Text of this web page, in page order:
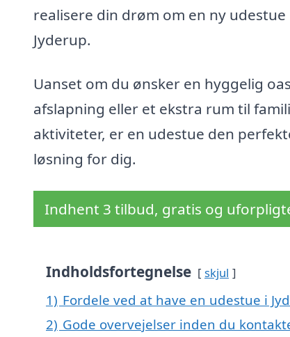
realisere din drøm om en ny udestue
Jyderup.
Uanset om du ønsker en hyggelig
afslapning eller et ekstra rum til
aktiviteter, er en udestue den
løsning for dig.
Indhent 3 tilbud, gratis og
Indholdsfortegnelse skjul
1) Fordele ved at have en udestue i
2) Gode overvejelser inden du